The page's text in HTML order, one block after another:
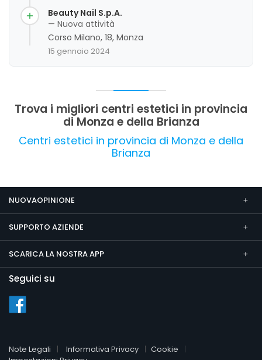
dettagli e l'uso di prodotti di alta qualità. I clienti
apprezzano anche l'ambiente accogliente e
rilassante, che contribuisce a un'esperienza di
bellezza e benessere complessivamente
positiva. Tra gli aspetti migliorabili si riscontrano
anche se nel complesso il giudizio complessivo
Beauty Nail S.p.A.
— Nuova attività
Corso Milano, 18, Monza
15 gennaio 2024
Trova i migliori centri estetici in provincia
di Monza e della Brianza
Centri estetici in provincia di Monza e della
Brianza
NUOVAOPINIONE
SUPPORTO AZIENDE
SCARICA LA NOSTRA APP
Seguici su
Note Legali Informativa Privacy
Cookie